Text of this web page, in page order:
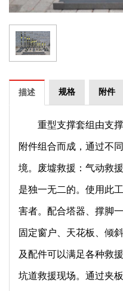
描述 规格 附件
重型支撑套组由支
附件组合而成，通过不
境。废墟救援：气动救
是独一无二的。使用此
害者。配合塔器、撑脚
固定窗户、天花板、倾
及配件可以满足各种救
坑道救援现场。通过夹